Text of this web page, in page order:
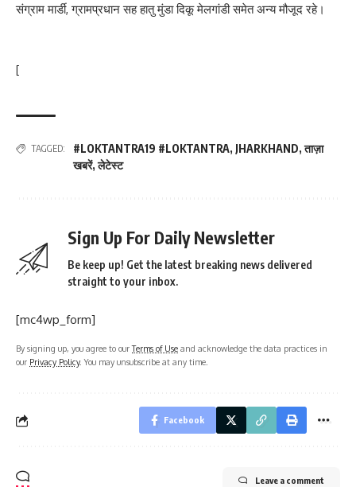
संग्राम मार्डी, ग्रामप्रधान सह हातु मुंडा दिकू मेलगांडी समेत अन्य मौजूद रहे।
[
TAGGED: #LOKTANTRA19 #LOKTANTRA, JHARKHAND,ताज़ा
खबरें,लेटेस्ट
Sign Up For Daily Newsletter
Be keep up! Get the latest breaking news delivered
straight to your inbox.
[mc4wp_form]
By signing up, you agree to ourTerms of Use and acknowledge the data practices in
our Privacy Policy. You may unsubscribe at any time.
Facebook
Leave a comment